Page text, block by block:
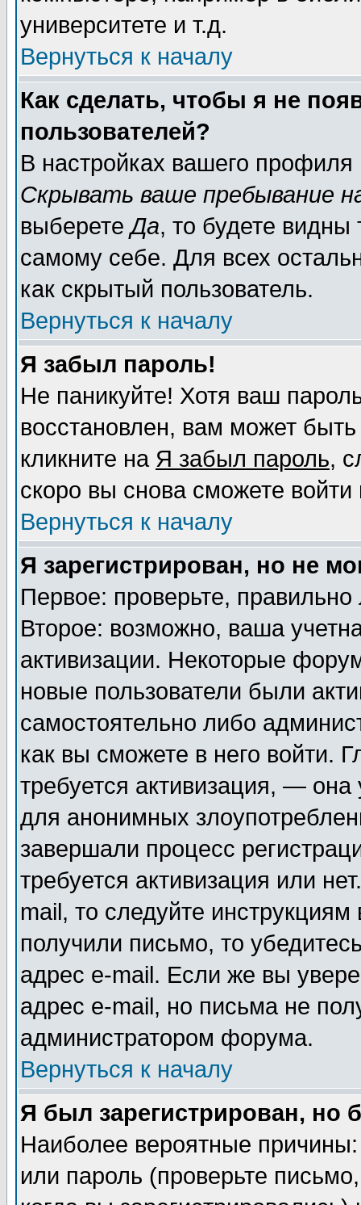
университете и т.д.
Вернуться к началу
Как сделать, чтобы я не
пользователей?
В настройках вашего
Скрывать ваше пребывание
выберетеДа, то будете видны
самому себе. Для всех
как скрытый пользователь.
Вернуться к началу
Я забыл пароль!
Не паникуйте! Хотя ваш
восстановлен, вам может
кликните на Я забыл пароль,
скоро вы снова сможете
Вернуться к началу
Я зарегистрирован, но не
Первое: проверьте,
Второе: возможно, ваша
активизации. Некоторые
новые пользователи были
самостоятельно либо
как вы сможете в него войти.
требуется активизация, —
для анонимных
завершали процесс
требуется активизация или
mail, то следуйте
получили письмо, то
адрес e-mail. Если же вы
адрес e-mail, но письма не
администратором форума.
Вернуться к началу
Я был зарегистрирован, но
Наиболее вероятные
или пароль (проверьте